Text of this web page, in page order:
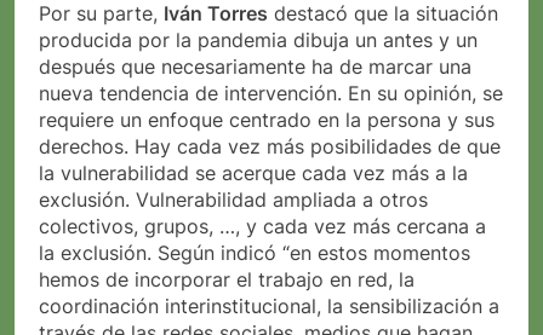
Por su parte, Iván Torres destacó que la situación
producida por la pandemia dibuja un antes y un
después que necesariamente ha de marcar una
nueva tendencia de intervención. En su opinión, se
requiere un enfoque centrado en la persona y sus
derechos. Hay cada vez más posibilidades de que
la vulnerabilidad se acerque cada vez más a la
exclusión. Vulnerabilidad ampliada a otros
colectivos, grupos, …, y cada vez más cercana a
la exclusión. Según indicó “en estos momentos
hemos de incorporar el trabajo en red, la
coordinación interinstitucional, la sensibilización a